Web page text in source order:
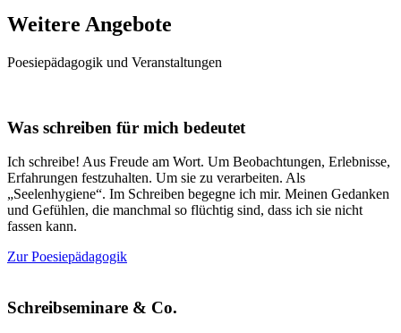
Weitere Angebote
Poesiepädagogik und Veranstaltungen
Was schreiben für mich bedeutet
Ich schreibe! Aus Freude am Wort. Um Beobachtungen, Erlebnisse,
Erfahrungen festzuhalten. Um sie zu verarbeiten. Als
„Seelenhygiene“. Im Schreiben begegne ich mir. Meinen Gedanken
und Gefühlen, die manchmal so flüchtig sind, dass ich sie nicht
fassen kann.
Zur Poesiepädagogik
Schreibseminare & Co.